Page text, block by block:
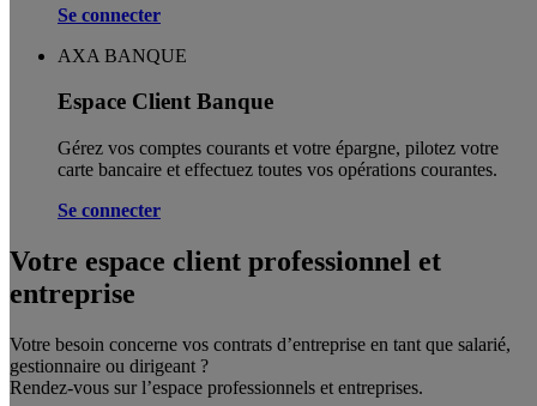
Se connecter
AXA BANQUE
Espace Client Banque
Gérez vos comptes courants et votre épargne, pilotez votre
carte bancaire et effectuez toutes vos opérations courantes.
Se connecter
Votre espace client professionnel et
entreprise
Votre besoin concerne vos contrats d’entreprise en tant que salarié,
gestionnaire ou dirigeant ?
Rendez-vous sur l’espace professionnels et entreprises.